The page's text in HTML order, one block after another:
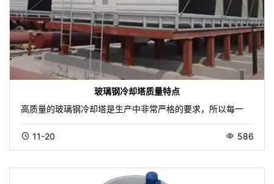
玻璃钢冷却塔质量特点
高质量的玻璃钢冷却塔是生产中非常严格的要求，所以每一
11-20 586